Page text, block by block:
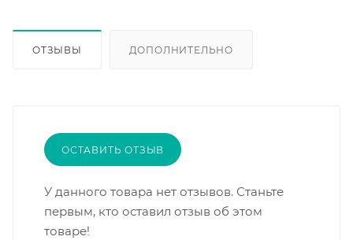
ОТЗЫВЫ ДОПОЛНИТЕЛЬНО
ОСТАВИТЬ ОТЗЫВ
У данного товара нет отзывов. Станьте
первым, кто оставил отзыв об этом
товаре!